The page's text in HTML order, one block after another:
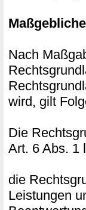
Nach
wird, gilt
Die
Art. 6 Abs. 1
die
Leistungen